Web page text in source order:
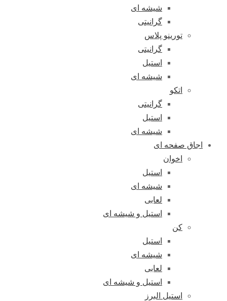
شیشه ای
گرانیتی
تورینو پلاس
گرانیتی
استیل
شیشه ای
اتکو
گرانیتی
استیل
شیشه ای
اجاق صفحه ای
اخوان
استیل
شیشه ای
لعابی
استیل و شیشه ای
کن
استیل
شیشه ای
لعابی
استیل و شیشه ای
استیل البرز